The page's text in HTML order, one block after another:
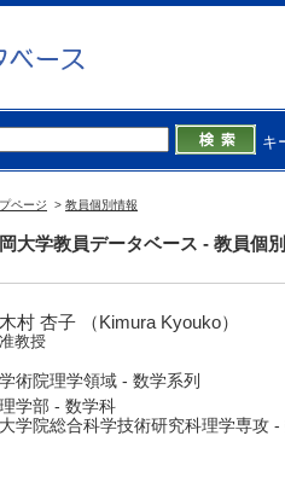
キ
ページ > 教員個別情報
大学教員データベース - 教員個
木村 杏子 （Kimura Kyouko）
准教授
学術院理学領域 - 数学系列
理学部 - 数学科
大学院総合科学技術研究科理学専攻 -